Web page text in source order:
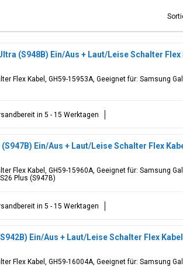
(S948B) Ein/Aus + Laut/Leise Schalter Flex
Flex Kabel, GH59-15953A, Geeignet für: Samsung
in 5 - 15 Werktagen
Ein/Aus + Laut/Leise Schalter Flex
Flex Kabel, GH59-15960A, Geeignet für: Samsung
Plus (S947B)
in 5 - 15 Werktagen
Ein/Aus + Laut/Leise Schalter Flex
Flex Kabel, GH59-16004A, Geeignet für: Samsung